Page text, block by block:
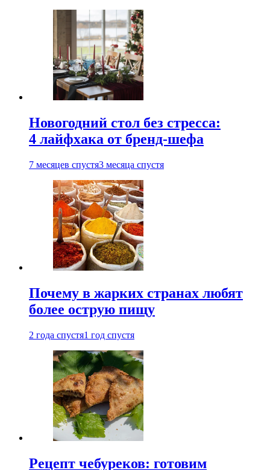
Новогодний стол без стресса:
4 лайфхака от бренд-шефа
7 месяцев спустя3 месяца спустя
Почему в жарких странах любят
более острую пищу
2 года спустя1 год спустя
Рецепт чебуреков: готовим